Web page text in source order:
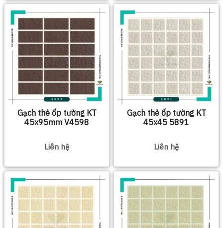
Gạch thẻ ốp tường KT
45x95mm V4598
Liên hệ
Gạch thẻ ốp tường KT
45x45 5891
Liên hệ